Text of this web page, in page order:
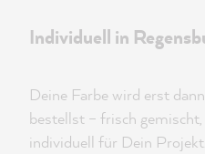
Individuell in
Deine Farbe wird erst
bestellst – frisch
individuell für Dein